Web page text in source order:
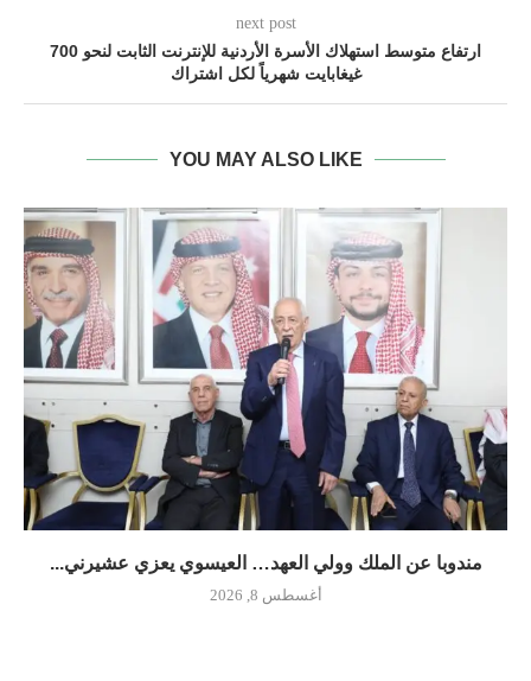
next post
ارتفاع متوسط استهلاك الأسرة الأردنية للإنترنت الثابت لنحو 700
غيغابايت شهرياً لكل اشتراك
YOU MAY ALSO LIKE
مندوبا عن الملك وولي العهد… العيسوي يعزي عشيرني...
أغسطس 8, 2026